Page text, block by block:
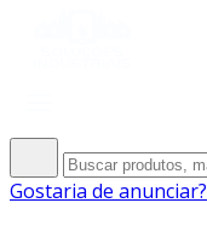
Gostaria de anunciar?